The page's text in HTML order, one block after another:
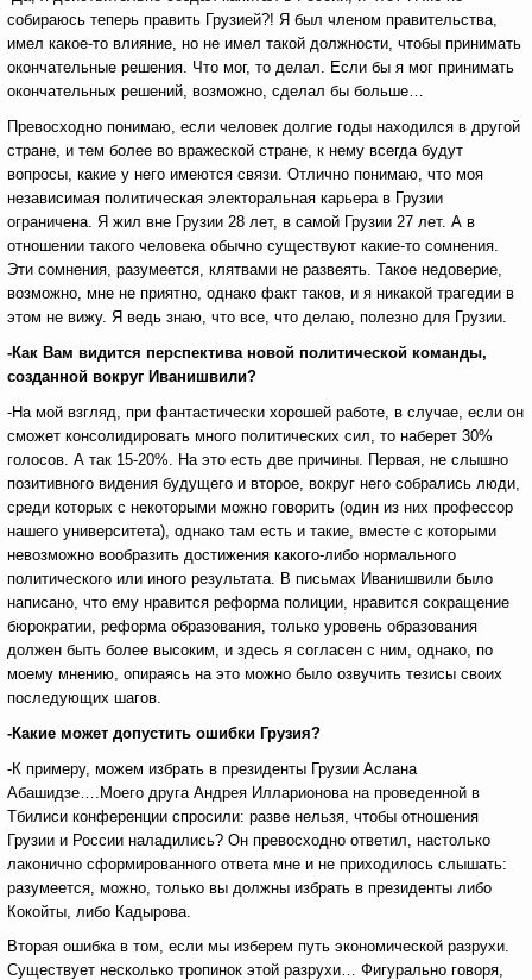
собираюсь теперь править Грузией?! Я был членом правительства,
имел какое-то влияние, но не имел такой должности, чтобы принимать
окончательные решения. Что мог, то делал. Если бы я мог принимать
окончательных решений, возможно, сделал бы больше…
Превосходно понимаю, если человек долгие годы находился в другой
стране, и тем более во вражеской стране, к нему всегда будут
вопросы, какие у него имеются связи. Отлично понимаю, что моя
независимая политическая электоральная карьера в Грузии
ограничена. Я жил вне Грузии 28 лет, в самой Грузии 27 лет. А в
отношении такого человека обычно существуют какие-то сомнения.
Эти сомнения, разумеется, клятвами не развеять. Такое недоверие,
возможно, мне не приятно, однако факт таков, и я никакой трагедии в
этом не вижу. Я ведь знаю, что все, что делаю, полезно для Грузии.
-Как Вам видится перспектива новой политической команды,
созданной вокруг Иванишвили?
-На мой взгляд, при фантастически хорошей работе, в случае, если он
сможет консолидировать много политических сил, то наберет 30%
голосов. А так 15-20%. На это есть две причины. Первая, не слышно
позитивного видения будущего и второе, вокруг него собрались люди,
среди которых с некоторыми можно говорить (один из них профессор
нашего университета), однако там есть и такие, вместе с которыми
невозможно вообразить достижения какого-либо нормального
политического или иного результата. В письмах Иванишвили было
написано, что ему нравится реформа полиции, нравится сокращение
бюрократии, реформа образования, только уровень образования
должен быть более высоким, и здесь я согласен с ним, однако, по
моему мнению, опираясь на это можно было озвучить тезисы своих
последующих шагов.
-Какие может допустить ошибки Грузия?
-К примеру, можем избрать в президенты Грузии Аслана
Абашидзе….Моего друга Андрея Илларионова на проведенной в
Тбилиси конференции спросили: разве нельзя, чтобы отношения
Грузии и России наладились? Он превосходно ответил, настолько
лаконично сформированного ответа мне и не приходилось слышать:
разумеется, можно, только вы должны избрать в президенты либо
Кокойты, либо Кадырова.
Вторая ошибка в том, если мы изберем путь экономической разрухи.
Существует несколько тропинок этой разрухи… Фигурально говоря,